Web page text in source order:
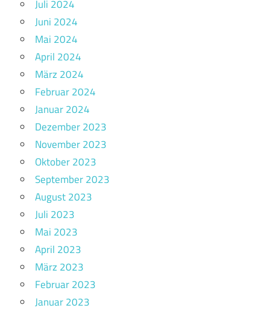
Juli 2024
Juni 2024
Mai 2024
April 2024
März 2024
Februar 2024
Januar 2024
Dezember 2023
November 2023
Oktober 2023
September 2023
August 2023
Juli 2023
Mai 2023
April 2023
März 2023
Februar 2023
Januar 2023